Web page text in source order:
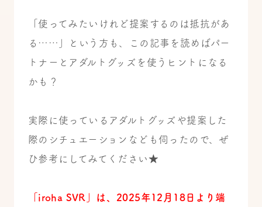
「使ってみたいけれど提案するのは抵抗があ
る……」という方も、この記事を読めばパー
トナーとアダルトグッズを使うヒントになる
かも？
実際に使っているアダルトグッズや提案した
際のシチュエーションなども伺ったので、ぜ
ひ参考にしてみてください★
「iroha SVR」は、2025年12月18日より端